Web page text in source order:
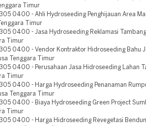
Timur
0400 - Ahli Hydroseeding Penghijauan Area
Timur
0400 - Jasa Hydroseeding Reklamasi
Timur
0400 - Vendor Kontraktor Hidroseeding Bahu
Tenggara Timur
0400 - Perusahaan Jasa Hidroseeding Lahan
Timur
0400 - Harga Hydroseeding Penanaman
Tenggara Timur
0400 - Biaya Hydroseeding Green Project
Timur
0400 - Harga Hidroseeding Revegetasi